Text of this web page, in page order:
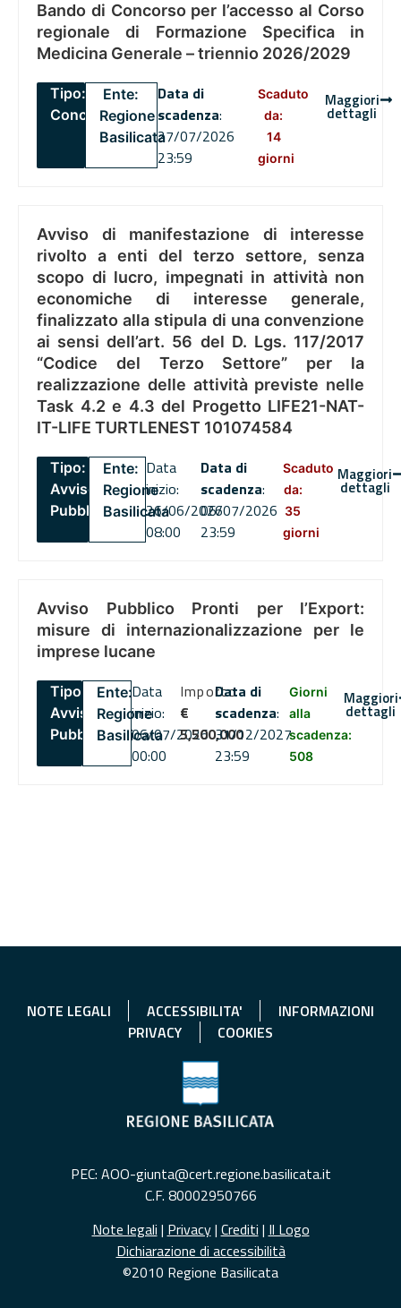
Bando di Concorso per l’accesso al Corso
regionale di Formazione Specifica in
Medicina Generale – triennio 2026/2029
Tipo:
Concorsi
Ente:
Regione
Basilicata
Data di
scadenza:
27/07/2026
23:59
Scaduto
da:
14
giorni
Maggiori
dettagli
Avviso di manifestazione di interesse
rivolto a enti del terzo settore, senza
scopo di lucro, impegnati in attività non
economiche di interesse generale,
finalizzato alla stipula di una convenzione
ai sensi dell’art. 56 del D. Lgs. 117/2017
“Codice del Terzo Settore” per la
realizzazione delle attività previste nelle
Task 4.2 e 4.3 del Progetto LIFE21-NAT-
IT-LIFE TURTLENEST 101074584
Tipo:
Avviso
Pubblico
Ente:
Regione
Basilicata
Data
inizio:
26/06/2026
08:00
Data di
scadenza:
06/07/2026
23:59
Scaduto
da:
35
giorni
Maggiori
dettagli
Avviso Pubblico Pronti per l’Export:
misure di internazionalizzazione per le
imprese lucane
Tipo:
Avviso
Pubblico
Ente:
Regione
Basilicata
Data
inizio:
06/07/2026
00:00
Importo
€
5,500,000
Data di
scadenza:
31/12/2027
23:59
Giorni
alla
scadenza:
508
Maggiori
dettagli
NOTE LEGALI ACCESSIBILITA'
INFORMAZIONI
PRIVACY
COOKIES
PEC: AOO-giunta@cert.regione.basilicata.it
C.F. 80002950766
Note legali | Privacy| Crediti | Il Logo
Dichiarazione di accessibilità
©2010 Regione Basilicata